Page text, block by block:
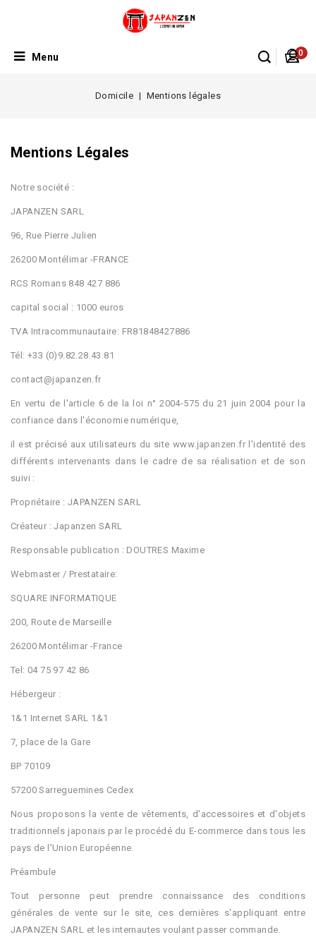
0
Menu
Domicile Mentions légales
Mentions Légales
Notre société :
JAPANZEN SARL
96, Rue Pierre Julien
26200 Montélimar -FRANCE
RCS Romans 848 427 886
capital social : 1000 euros
TVA Intracommunautaire: FR81848427886
Tél: +33 (0)9.82.28.43.81
contact@japanzen.fr
En vertu de l'article 6 de la loi n° 2004-575 du 21 juin 2004 pour la
confiance dans l'économie numérique,
il est précisé aux utilisateurs du site www.japanzen.fr l'identité des
différents intervenants dans le cadre de sa réalisation et de son
suivi :
Propriétaire : JAPANZEN SARL
Créateur : Japanzen SARL
Responsable publication : DOUTRES Maxime
Webmaster / Prestataire:
SQUARE INFORMATIQUE
200, Route de Marseille
26200 Montélimar -France
Tel: 04 75 97 42 86
Hébergeur :
1&1 Internet SARL 1&1
7, place de la Gare
BP 70109
57200 Sarreguemines Cedex
Nous proposons la vente de vêtements, d'accessoires et d'objets
traditionnels japonais par le procédé du E-commerce dans tous les
pays de l'Union Européenne.
Préambule
Tout personne peut prendre connaissance des conditions
générales de vente sur le site, ces dernières s'appliquant entre
JAPANZEN SARL et les internautes voulant passer commande.